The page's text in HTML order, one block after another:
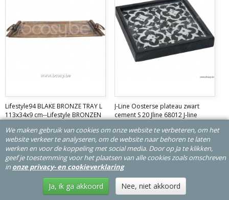
Lifestyle94 BLAKE BRONZE TRAY L
113x34x9 cm--Lifestyle BRONZEN
Lifestyle 110244kommen schalen schaal
plats bowls round dish schale
€ 209,00
J-Line Oosterse plateau zwart
cement S 20 Jline 68012 J-line
plateaux-plats-wooden-plates-schale-tablette
€ 9,50
We maken gebruik van cookies om onze website te verbeteren, om het
website verkeer te analyseren, om de website naar behoren te laten
werken en voor de koppeling met social media. Door op Ja te klikken,
geef je toestemming voor het plaatsen van alle cookies zoals omschreven
in onze privacy- en cookieverklaring
Ja, ik ga akkoord Nee, niet akkoord